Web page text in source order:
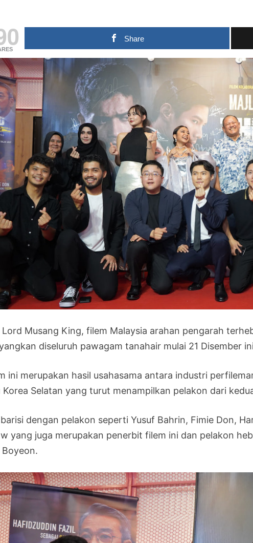
Share
Musang King, filem Malaysia arahan pengarah
diseluruh pawagam tanahair mulai 21 Disember
ini merupakan hasil usahasama antara industri
Korea Selatan yang turut menampilkan pelakon dari
dengan pelakon seperti Yusuf Bahrin, Fimie Don,
yang juga merupakan penerbit filem ini dan pelakon